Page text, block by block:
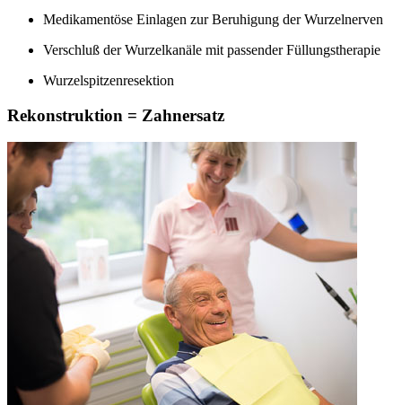
Medikamentöse Einlagen zur Beruhigung der Wurzelnerven
Verschluß der Wurzelkanäle mit passender Füllungstherapie
Wurzelspitzenresektion
Rekonstruktion = Zahnersatz